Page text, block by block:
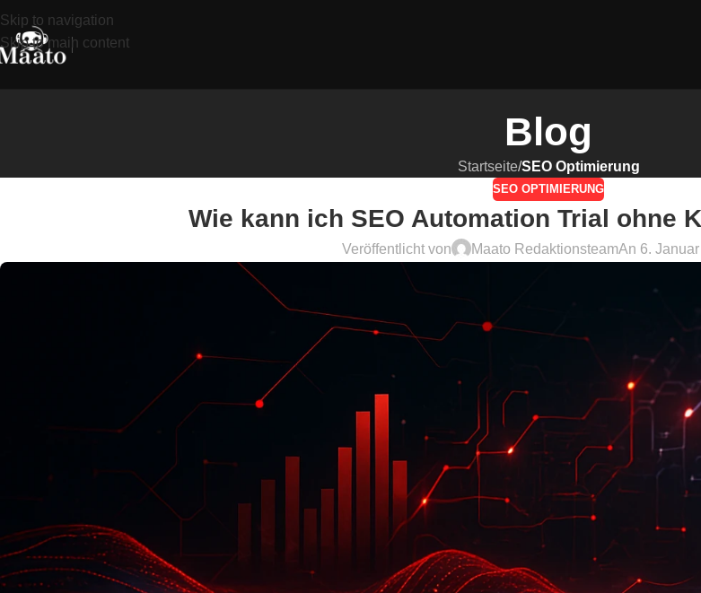
Skip to navigation
Skip to main content
Blog
Startseite/SEO Optimierung
SEO OPTIMIERUNG
Wie kann ich SEO Automation Trial ohne
Veröffentlicht von Maato RedaktionsteamAn 6.